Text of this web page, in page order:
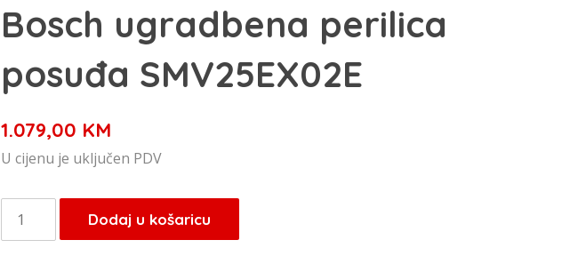
Bosch ugradbena perilica
posuđa SMV25EX02E
1.079,00 KM
U cijenu je uključen PDV
Bosch
ugradbena
Dodaj u košaricu